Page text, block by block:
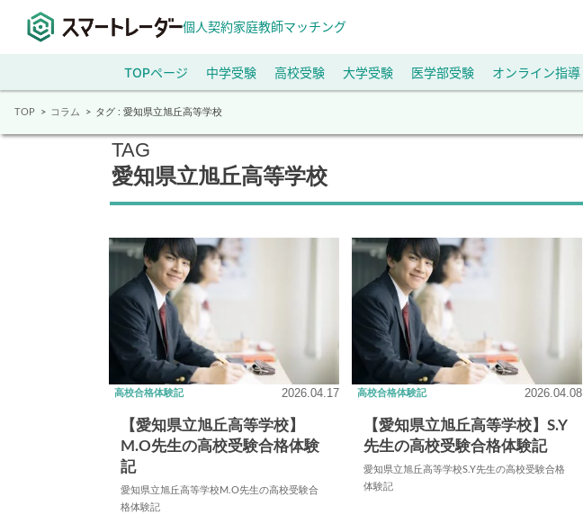
個人契約家庭教師マッチング
TOPページ 中学受験 高校受験 大学受験 医学部受験 オンライン指導
TOP コラム タグ : 愛知県立旭丘高等学校
TAG
愛知県立旭丘高等学校
高校合格体験記 2026.04.17
【愛知県立旭丘高等学校】
M.O先生の高校受験合格体験
記
愛知県立旭丘高等学校M.O先生の高校受験合
格体験記
高校合格体験記 2026.04.08
【愛知県立旭丘高等学校】S.Y
先生の高校受験合格体験記
愛知県立旭丘高等学校S.Y先生の高校受験合格
体験記